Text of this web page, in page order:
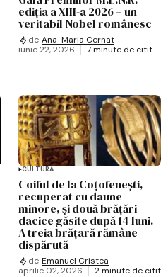
ediția a XIII-a 2026 – un
veritabil Nobel românesc
de Ana-Maria Cernat
iunie 22, 2026
7 minute de citit
CULTURĂ
Coiful de la Coțofenești,
recuperat cu daune
minore, și două brățări
dacice găsite după 14 luni.
A treia brățară rămâne
dispărută
de Emanuel Cristea
aprilie 02, 2026
2 minute de citit